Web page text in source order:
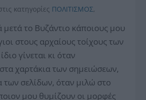
κατηγορίες ΠΟΛΙΤΙΣΜΟΣ,
μετά το Βυζάντιο κάποιους μου
στους αρχαίους τοίχους των
γίνεται κι όταν
χαρτάκια των σημειώσεων,
των σελίδων, όταν μιλώ στο
μου θυμίζουν οι μορφές